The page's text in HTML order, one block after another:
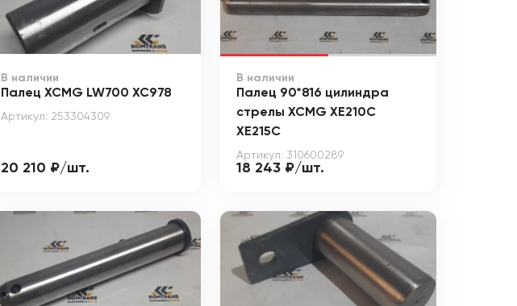
В наличии
Палец XCMG LW700 XC978
Артикул: 253304309
20 210 ₽/шт.
В наличии
Палец 90*816 цилиндра
стрелы XCMG XE210C
XE215C
Артикул: 310600289
18 243 ₽/шт.